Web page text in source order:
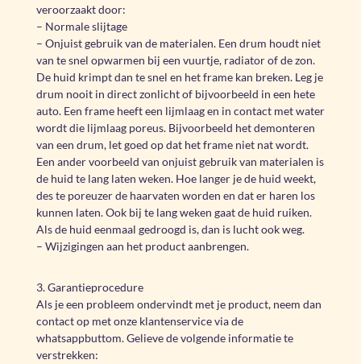
veroorzaakt door:
– Normale slijtage
– Onjuist gebruik van de materialen. Een drum houdt niet
van te snel opwarmen bij een vuurtje, radiator of de zon.
De huid krimpt dan te snel en het frame kan breken. Leg je
drum nooit in direct zonlicht of bijvoorbeeld in een hete
auto. Een frame heeft een lijmlaag en in contact met water
wordt die lijmlaag poreus. Bijvoorbeeld het demonteren
van een drum, let goed op dat het frame niet nat wordt.
Een ander voorbeeld van onjuist gebruik van materialen is
de huid te lang laten weken. Hoe langer je de huid weekt,
des te poreuzer de haarvaten worden en dat er haren los
kunnen laten. Ook bij te lang weken gaat de huid ruiken.
Als de huid eenmaal gedroogd is, dan is lucht ook weg.
– Wijzigingen aan het product aanbrengen.
3. Garantieprocedure
Als je een probleem ondervindt met je product, neem dan
contact op met onze klantenservice via de
whatsappbuttom. Gelieve de volgende informatie te
verstrekken: